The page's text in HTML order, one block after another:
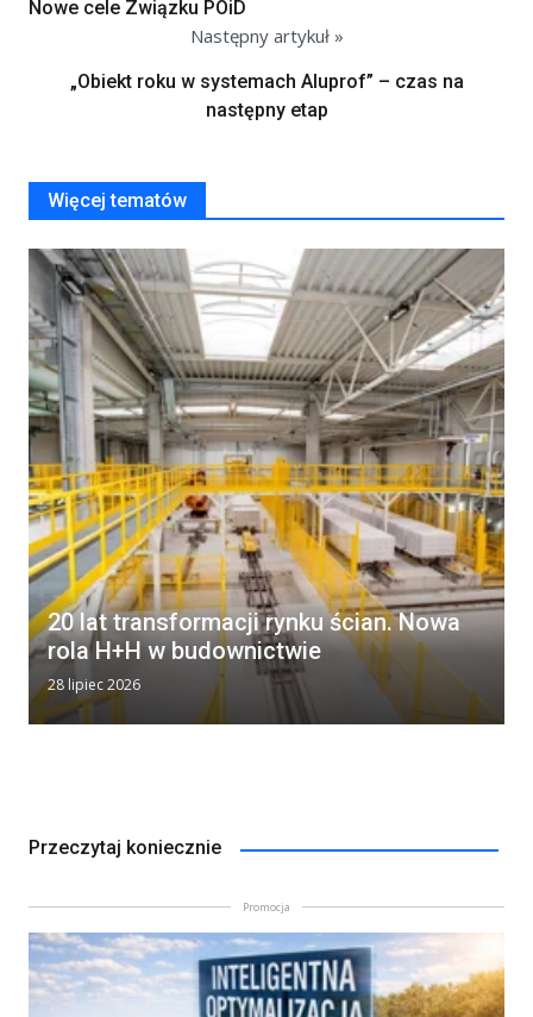
Nowe cele Związku POiD
Następny artykuł »
„Obiekt roku w systemach Aluprof” – czas na
następny etap
Więcej tematów
20 lat transformacji rynku ścian. Nowa
rola H+H w budownictwie
28 lipiec 2026
Przeczytaj koniecznie
Promocja